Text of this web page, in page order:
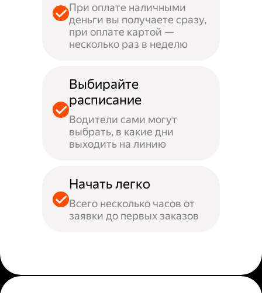
При оплате наличными
деньги вы получаете сразу,
при оплате картой —
несколько раз в неделю
Выбирайте
расписание
Водители сами могут
выбрать, в какие дни
выходить на линию
Начать легко
Всего несколько часов от
заявки до первых заказов